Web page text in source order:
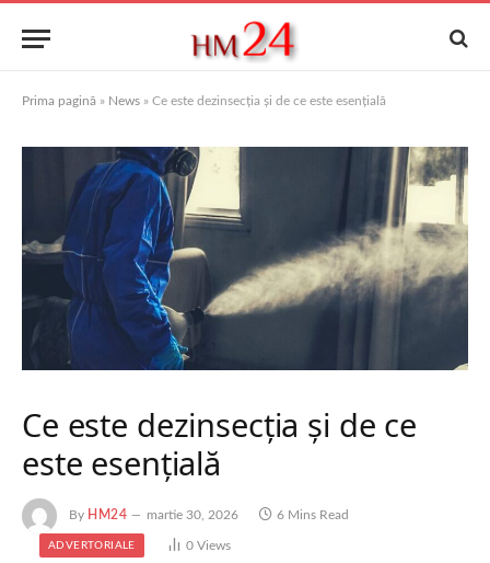
Prima pagină » News » Ce este dezinsecția și de ce este esențială
Ce este dezinsecția și de ce
este esențială
By HM24 martie 30, 2026 6 Mins Read
ADVERTORIALE 0 Views